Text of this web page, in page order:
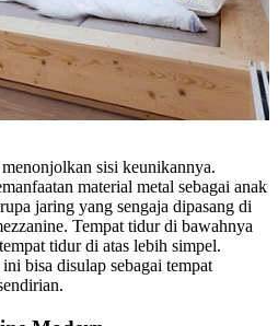
sisi keunikannya.
material metal sebagai anak
jaring yang sengaja dipasang di
Tempat tidur di bawahnya
tidur di atas lebih simpel.
bisa disulap sebagai tempat